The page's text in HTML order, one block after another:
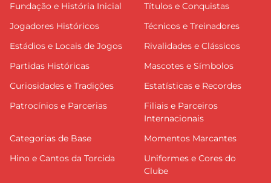
Fundação e História Inicial
Títulos e Conquistas
Jogadores Históricos
Técnicos e Treinadores
Estádios e Locais de Jogos
Rivalidades e Clássicos
Partidas Históricas
Mascotes e Símbolos
Curiosidades e Tradições
Estatísticas e Recordes
Patrocínios e Parcerias
Filiais e Parceiros
Internacionais
Categorias de Base
Momentos Marcantes
Hino e Cantos da Torcida
Uniformes e Cores do
Clube